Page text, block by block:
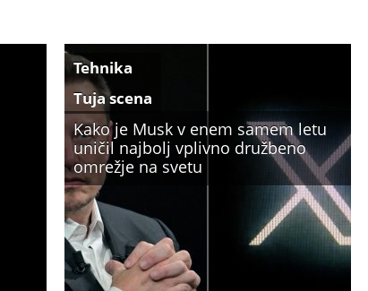
Kako je Musk v enem samem letu
uničil najbolj vplivno družbeno
omrežje na svetu
Tehnika
Tuja scena